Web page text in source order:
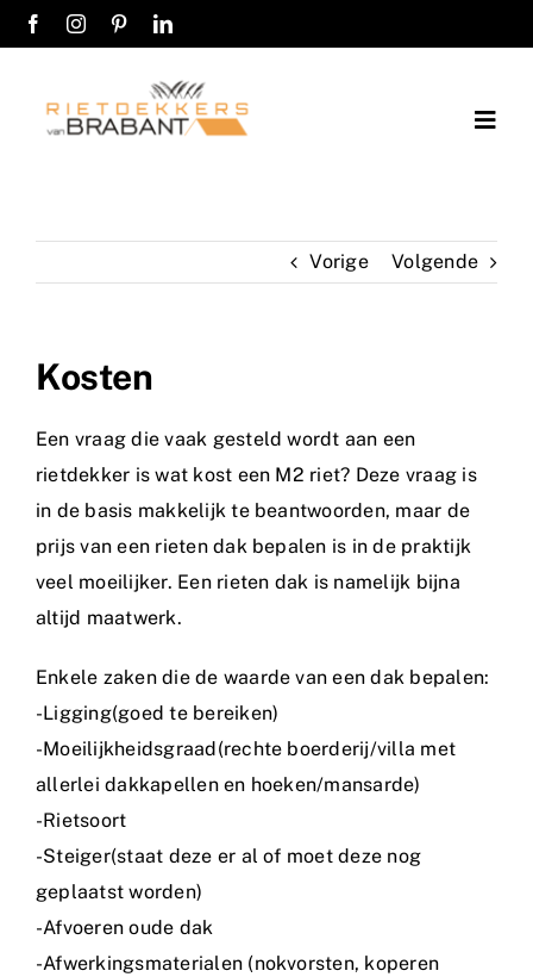
naar
Werkwijze
Werkgebieden
Referenties
Rietpraat
Contact
Vacature
Vorige Volgende
Kosten
Een vraag die vaak gesteld wordt aan een
rietdekker is wat kost een M2 riet? Deze vraag is
in de basis makkelijk te beantwoorden, maar de
prijs van een rieten dak bepalen is in de praktijk
veel moeilijker. Een rieten dak is namelijk bijna
altijd maatwerk.
Enkele zaken die de waarde van een dak bepalen:
-Ligging(goed te bereiken)
-Moeilijkheidsgraad(rechte boerderij/villa met
allerlei dakkapellen en hoeken/mansarde)
-Rietsoort
-Steiger(staat deze er al of moet deze nog
geplaatst worden)
-Afvoeren oude dak
-Afwerkingsmaterialen (nokvorsten, koperen